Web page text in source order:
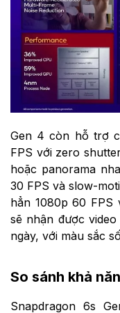
Gen 4 còn hỗ trợ
FPS với zero
hoặc panorama
30 FPS và slow-
hẳn 1080p 60 FPS
sẽ nhận được
ngày, với màu sắc
So sánh khả
Snapdragon 6s